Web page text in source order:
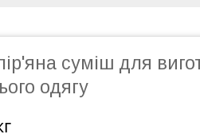
суміш для
одягу